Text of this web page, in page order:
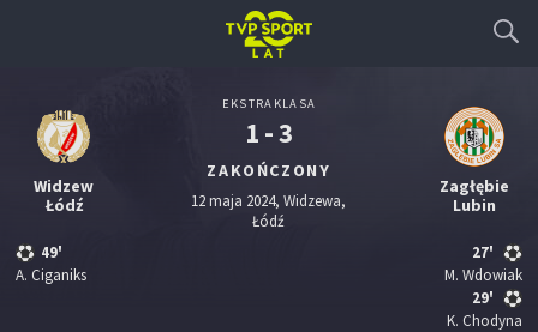
Widzew
Łódź
49'
A. Ciganiks
EKSTRAKLASA
1 - 3
ZAKOŃCZONY
12 maja 2024, Widzewa,
Łódź
Zagłębie
Lubin
27'
M. Wdowiak
29'
K. Chodyna